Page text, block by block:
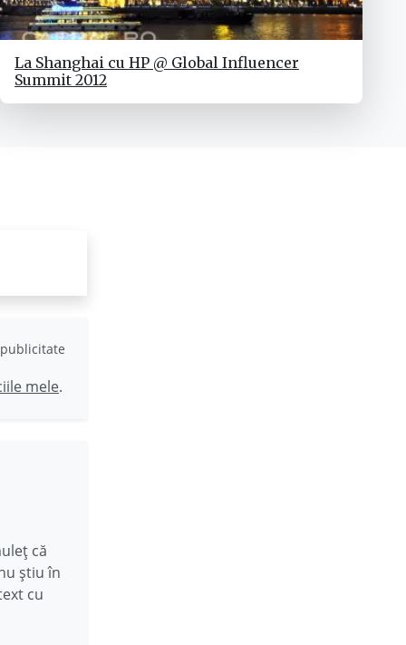
La Shanghai cu HP @ Global Influencer
Summit 2012
publicitate
mele.
că
știu în
cu